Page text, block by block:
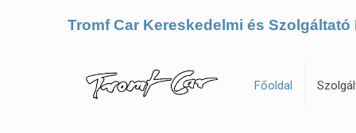
Tromf Car Kereskedelmi és Szolgáltató
Főoldal